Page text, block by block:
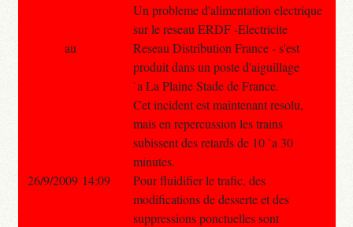
Un probleme d'alimentation electrique
sur le reseau ERDF -Electricite
Reseau Distribution France - s'est
produit dans un poste d'aiguillage
`a La Plaine Stade de France.
Cet incident est maintenant resolu,
mais en repercussion les trains
subissent des retards de 10 `a 30
minutes.
Pour fluidifier le trafic, des
modifications de desserte et des
suppressions ponctuelles sont
au
26/9/2009 14:09